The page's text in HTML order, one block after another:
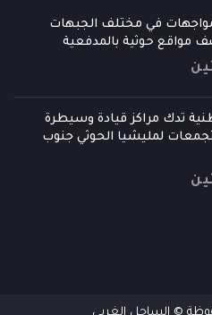
في مختلف الجبهات
مواقع حوثية بالمدفعية
تدك مراكز قيادة وسيطرة
لمليشيا الحوثي جنوب